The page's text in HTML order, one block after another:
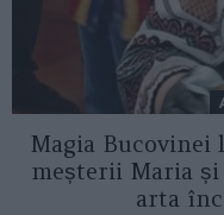
Magia Bucovinei
meșterii Maria
arta